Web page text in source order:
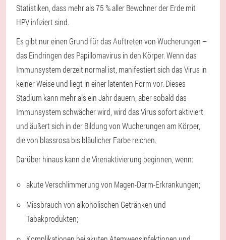
Statistiken, dass mehr als 75 % aller Bewohner der Erde mit
HPV infiziert sind.
Es gibt nur einen Grund für das Auftreten von Wucherungen –
das Eindringen des Papillomavirus in den Körper. Wenn das
Immunsystem derzeit normal ist, manifestiert sich das Virus in
keiner Weise und liegt in einer latenten Form vor. Dieses
Stadium kann mehr als ein Jahr dauern, aber sobald das
Immunsystem schwächer wird, wird das Virus sofort aktiviert
und äußert sich in der Bildung von Wucherungen am Körper,
die von blassrosa bis bläulicher Farbe reichen.
Darüber hinaus kann die Virenaktivierung beginnen, wenn:
akute Verschlimmerung von Magen-Darm-Erkrankungen;
Missbrauch von alkoholischen Getränken und
Tabakprodukten;